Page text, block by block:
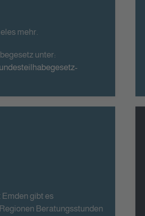
mehr.
unter:
gibt es
Beratungsstunden